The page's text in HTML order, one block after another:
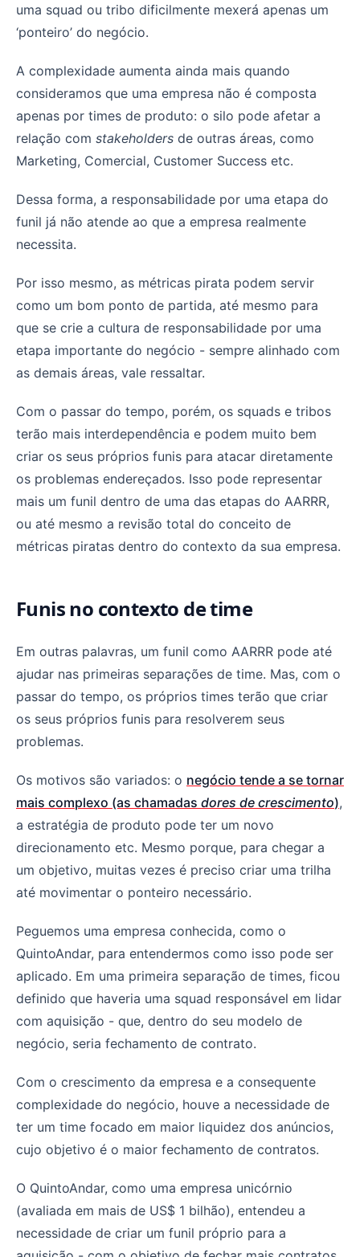
uma squad ou tribo dificilmente mexerá apenas um
‘ponteiro’ do negócio.
A complexidade aumenta ainda mais quando
consideramos que uma empresa não é composta
apenas por times de produto: o silo pode afetar a
relação com stakeholders de outras áreas, como
Marketing, Comercial, Customer Success etc.
Dessa forma, a responsabilidade por uma etapa do
funil já não atende ao que a empresa realmente
necessita.
Por isso mesmo, as métricas pirata podem servir
como um bom ponto de partida, até mesmo para
que se crie a cultura de responsabilidade por uma
etapa importante do negócio - sempre alinhado com
as demais áreas, vale ressaltar.
Com o passar do tempo, porém, os squads e tribos
terão mais interdependência e podem muito bem
criar os seus próprios funis para atacar diretamente
os problemas endereçados. Isso pode representar
mais um funil dentro de uma das etapas do AARRR,
ou até mesmo a revisão total do conceito de
métricas piratas dentro do contexto da sua empresa.
Funis no contexto de time
Em outras palavras, um funil como AARRR pode até
ajudar nas primeiras separações de time. Mas, com o
passar do tempo, os próprios times terão que criar
os seus próprios funis para resolverem seus
problemas.
Os motivos são variados: o negócio tende a se tornar
mais complexo (as chamadas dores de crescimento),
a estratégia de produto pode ter um novo
direcionamento etc. Mesmo porque, para chegar a
um objetivo, muitas vezes é preciso criar uma trilha
até movimentar o ponteiro necessário.
Peguemos uma empresa conhecida, como o
QuintoAndar, para entendermos como isso pode ser
aplicado. Em uma primeira separação de times, ficou
definido que haveria uma squad responsável em lidar
com aquisição - que, dentro do seu modelo de
negócio, seria fechamento de contrato.
Com o crescimento da empresa e a consequente
complexidade do negócio, houve a necessidade de
ter um time focado em maior liquidez dos anúncios,
cujo objetivo é o maior fechamento de contratos.
O QuintoAndar, como uma empresa unicórnio
(avaliada em mais de US$ 1 bilhão), entendeu a
necessidade de criar um funil próprio para a